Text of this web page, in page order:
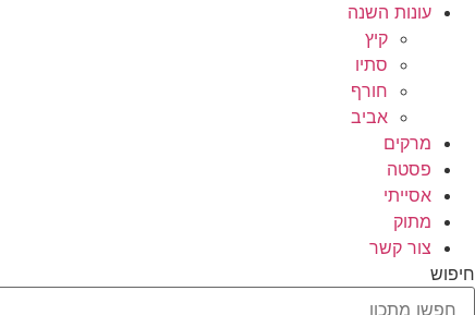
עונות השנה
קיץ
סתיו
חורף
אביב
מרקים
פסטה
אסייתי
מתוק
צור קשר
חיפוש